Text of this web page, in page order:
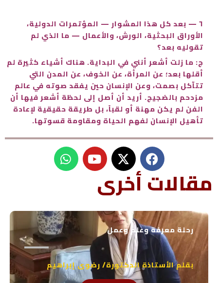
٦ — بعد كل هذا المشوار — المؤتمرات الدولية،
الأوراق البحثية، الورش، والأعمال — ما الذي لم
تقوليه بعد؟
ج: ما زلت أشعر أنني في البداية. هناك أشياء كثيرة لم
أقلها بعد؛ عن المرأة، عن الخوف، عن المدن التي
تتآكل بصمت، وعن الإنسان حين يفقد صوته في عالم
مزدحم بالضجيج. أريد أن أصل إلى لحظة أشعر فيها أن
الفن لم يكن مهنة أو لقباً، بل طريقة حقيقية لإعادة
تأهيل الإنسان لفهم الحياة ومقاومة قسوتها.
u
t
b
e
W
h
a
t
a
p
p
مقالات أخرى
رحلة معرفة وعلم وعمل
بقلم الأستاذة الدكتورة/ رضوى إبراهيم